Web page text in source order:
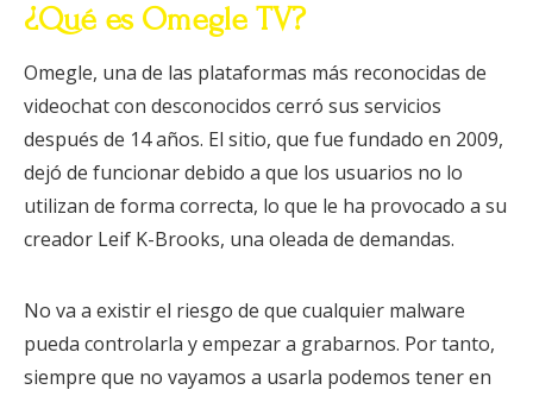
¿Qué es Omegle TV?
Omegle, una de las plataformas más reconocidas de
videochat con desconocidos cerró sus servicios
después de 14 años. El sitio, que fue fundado en 2009,
dejó de funcionar debido a que los usuarios no lo
utilizan de forma correcta, lo que le ha provocado a su
creador Leif K-Brooks, una oleada de demandas.
No va a existir el riesgo de que cualquier malware
pueda controlarla y empezar a grabarnos. Por tanto,
siempre que no vayamos a usarla podemos tener en